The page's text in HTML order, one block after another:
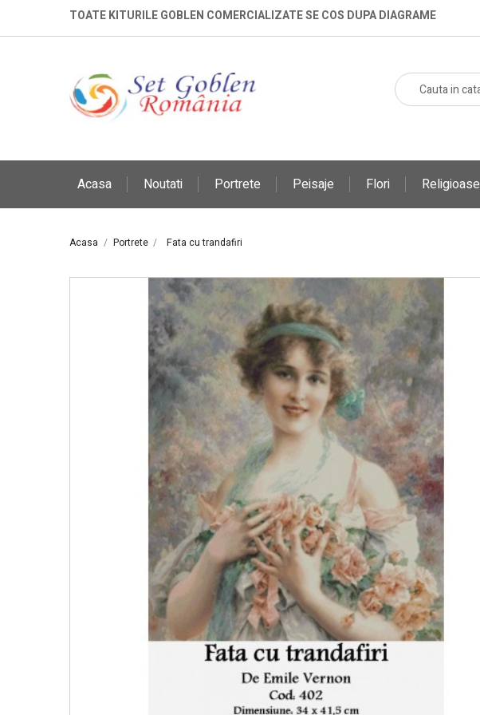
TOATE KITURILE GOBLEN COMERCIALIZATE SE COS DUPA DIAGRAME
Acasa Noutati Portrete Peisaje Flori Religioase
Acasa Portrete Fata cu trandafiri